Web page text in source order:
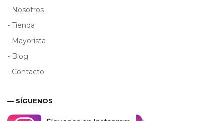
- Nosotros
- Tienda
- Mayorista
- Blog
- Contacto
— SÍGUENOS